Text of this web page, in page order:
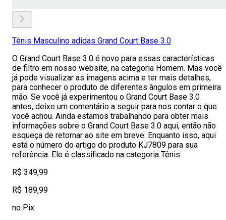
Tênis Masculino adidas Grand Court Base 3.0
O Grand Court Base 3.0 é novo para essas características
de filtro em nosso website, na categoria Homem. Mas você
já pode visualizar as imagens acima e ter mais detalhes,
para conhecer o produto de diferentes ângulos em primeira
mão. Se você já experimentou o Grand Court Base 3.0
antes, deixe um comentário a seguir para nos contar o que
você achou. Ainda estamos trabalhando para obter mais
informações sobre o Grand Court Base 3.0 aqui, então não
esqueça de retornar ao site em breve. Enquanto isso, aqui
está o número do artigo do produto KJ7809 para sua
referência. Ele é classificado na categoria Tênis
R$ 349,99
R$ 189,99
no Pix